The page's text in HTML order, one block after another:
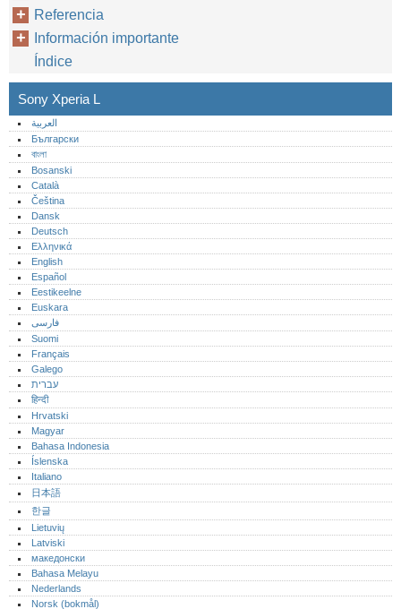
Referencia
Información importante
Índice
Sony Xperia L
العربية
Български
বাংলা
Bosanski
Català
Čeština
Dansk
Deutsch
Ελληνικά
English
Español
Eestikeelne
Euskara
فارسی
Suomi
Français
Galego
עברית
हिन्दी
Hrvatski
Magyar
Bahasa Indonesia
Íslenska
Italiano
日本語
한글
Lietuvių
Latviski
македонски
Bahasa Melayu
Nederlands
Norsk (bokmål)‎